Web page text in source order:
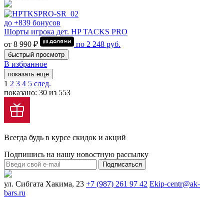
до +839 бонусов
Шорты игрока дет. HP TACKS PRO
от 8 990 ₽
по 2 248 руб.
быстрый просмотр
В избранное
показать еще
1 2 3 4 5 след.
показано: 30 из 553
Всегда будь в курсе скидок и акций
Подпишись на нашу новостную рассылку
Подписаться
ул. Сибгата Хакима, 23 +7 (987) 261 97 42 Ekip-centr@ak-
bars.ru